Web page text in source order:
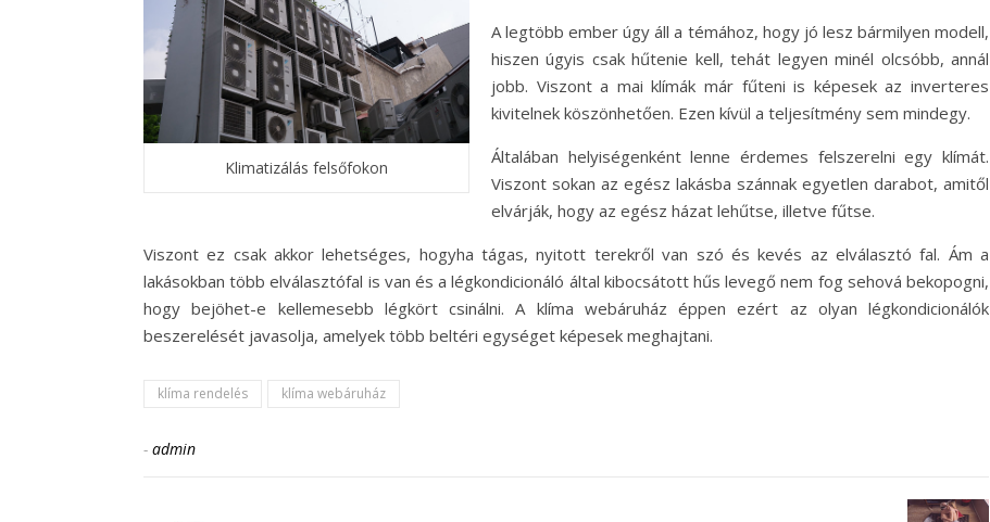
Klimatizálás felsőfokon
A legtöbb ember úgy áll a témához, hogy jó lesz bármilyen modell,
hiszen úgyis csak hűtenie kell, tehát legyen minél olcsóbb, annál
jobb. Viszont a mai klímák már fűteni is képesek az inverteres
kivitelnek köszönhetően. Ezen kívül a teljesítmény sem mindegy.
Általában helyiségenként lenne érdemes felszerelni egy klímát.
Viszont sokan az egész lakásba szánnak egyetlen darabot, amitől
elvárják, hogy az egész házat lehűtse, illetve fűtse.
Viszont ez csak akkor lehetséges, hogyha tágas, nyitott terekről van szó és kevés az elválasztó fal. Ám a
lakásokban több elválasztófal is van és a légkondicionáló által kibocsátott hűs levegő nem fog sehová bekopogni,
hogy bejöhet-e kellemesebb légkört csinálni. A klíma webáruház éppen ezért az olyan légkondicionálók
beszerelését javasolja, amelyek több beltéri egységet képesek meghajtani.
klíma rendelés klíma webáruház
- admin